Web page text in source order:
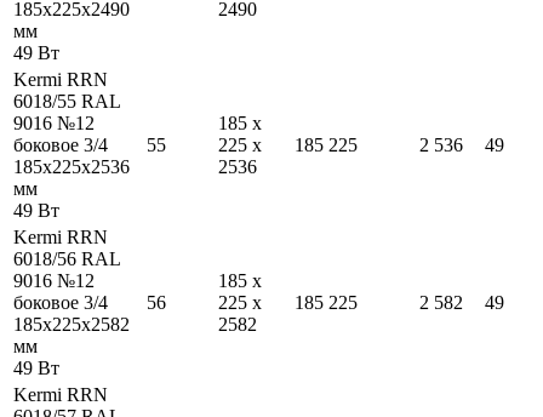
185x225x2490
мм
49 Вт
2490
Kermi RRN
6018/55 RAL
9016 №12
боковое 3/4
185x225x2536
мм
49 Вт
55
185 x
225 x
2536
185 225 2 536 49
Kermi RRN
6018/56 RAL
9016 №12
боковое 3/4
185x225x2582
мм
49 Вт
56
185 x
225 x
2582
185 225 2 582 49
Kermi RRN